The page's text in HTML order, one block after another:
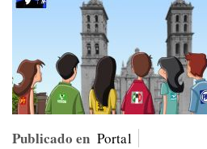
Publicado en Portal